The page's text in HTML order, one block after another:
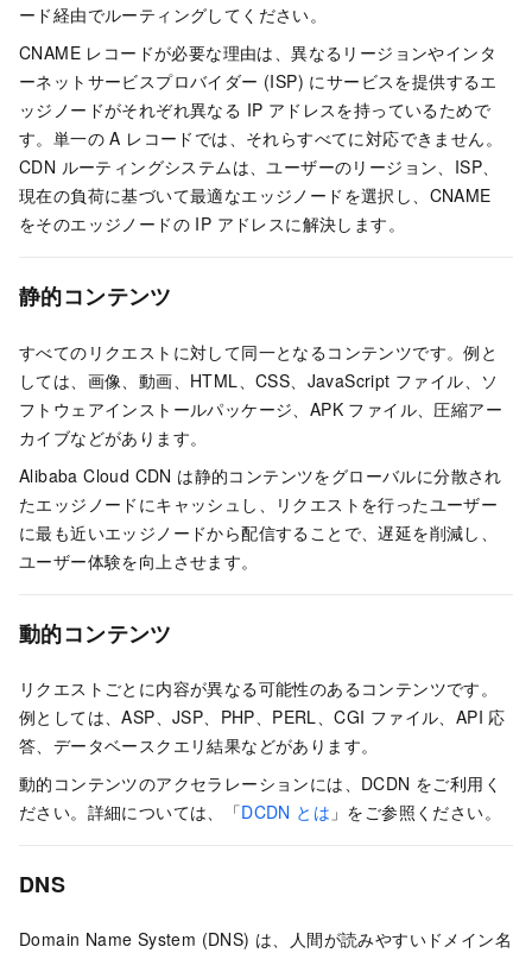
ード経由でルーティングしてください。
CNAME レコードが必要な理由は、異なるリージョンやインタ
ーネットサービスプロバイダー (ISP) にサービスを提供するエ
ッジノードがそれぞれ異なる IP アドレスを持っているためで
す。単一の A レコードでは、それらすべてに対応できません。
CDN ルーティングシステムは、ユーザーのリージョン、ISP、
現在の負荷に基づいて最適なエッジノードを選択し、CNAME
をそのエッジノードの IP アドレスに解決します。
静的コンテンツ
すべてのリクエストに対して同一となるコンテンツです。例と
しては、画像、動画、HTML、CSS、JavaScript ファイル、ソ
フトウェアインストールパッケージ、APK ファイル、圧縮アー
カイブなどがあります。
Alibaba Cloud CDN は静的コンテンツをグローバルに分散され
たエッジノードにキャッシュし、リクエストを行ったユーザー
に最も近いエッジノードから配信することで、遅延を削減し、
ユーザー体験を向上させます。
動的コンテンツ
リクエストごとに内容が異なる可能性のあるコンテンツです。
例としては、ASP、JSP、PHP、PERL、CGI ファイル、API 応
答、データベースクエリ結果などがあります。
動的コンテンツのアクセラレーションには、DCDN をご利用く
ださい。詳細については、「DCDN とは 」をご参照ください。
DNS
Domain Name System (DNS) は、人間が読みやすいドメイン名